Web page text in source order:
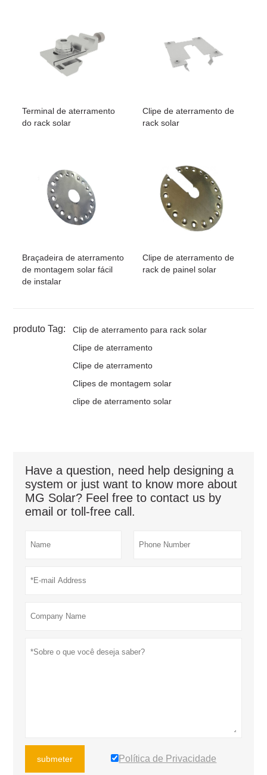
Terminal de aterramento
do rack solar
Clipe de aterramento de
rack solar
Braçadeira de aterramento
de montagem solar fácil
de instalar
Clipe de aterramento de
rack de painel solar
produto Tag:
Clip de aterramento para rack solar
Clipe de aterramento
Clipe de aterramento
Clipes de montagem solar
clipe de aterramento solar
Have a question, need help designing a
system or just want to know more about
MG Solar? Feel free to contact us by
email or toll-free call.
submeter Política de Privacidade